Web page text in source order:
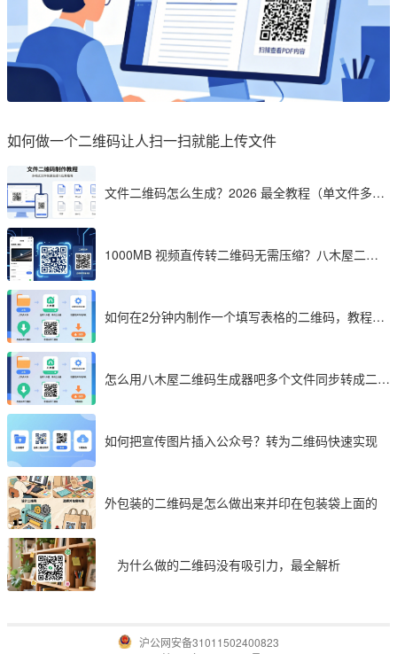
如何做一个二维码让人扫一扫就能上传文件
文件二维码怎么生成？2026 最全教程（单文件多文
1000MB 视频直传转二维码无需压缩？八木屋二维
如何在2分钟内制作一个填写表格的二维码，教程分
怎么用八木屋二维码生成器吧多个文件同步转成二维
如何把宣传图片插入公众号？转为二维码快速实现
外包装的二维码是怎么做出来并印在包装袋上面的
为什么做的二维码没有吸引力，最全解析
沪公网安备31011502400823